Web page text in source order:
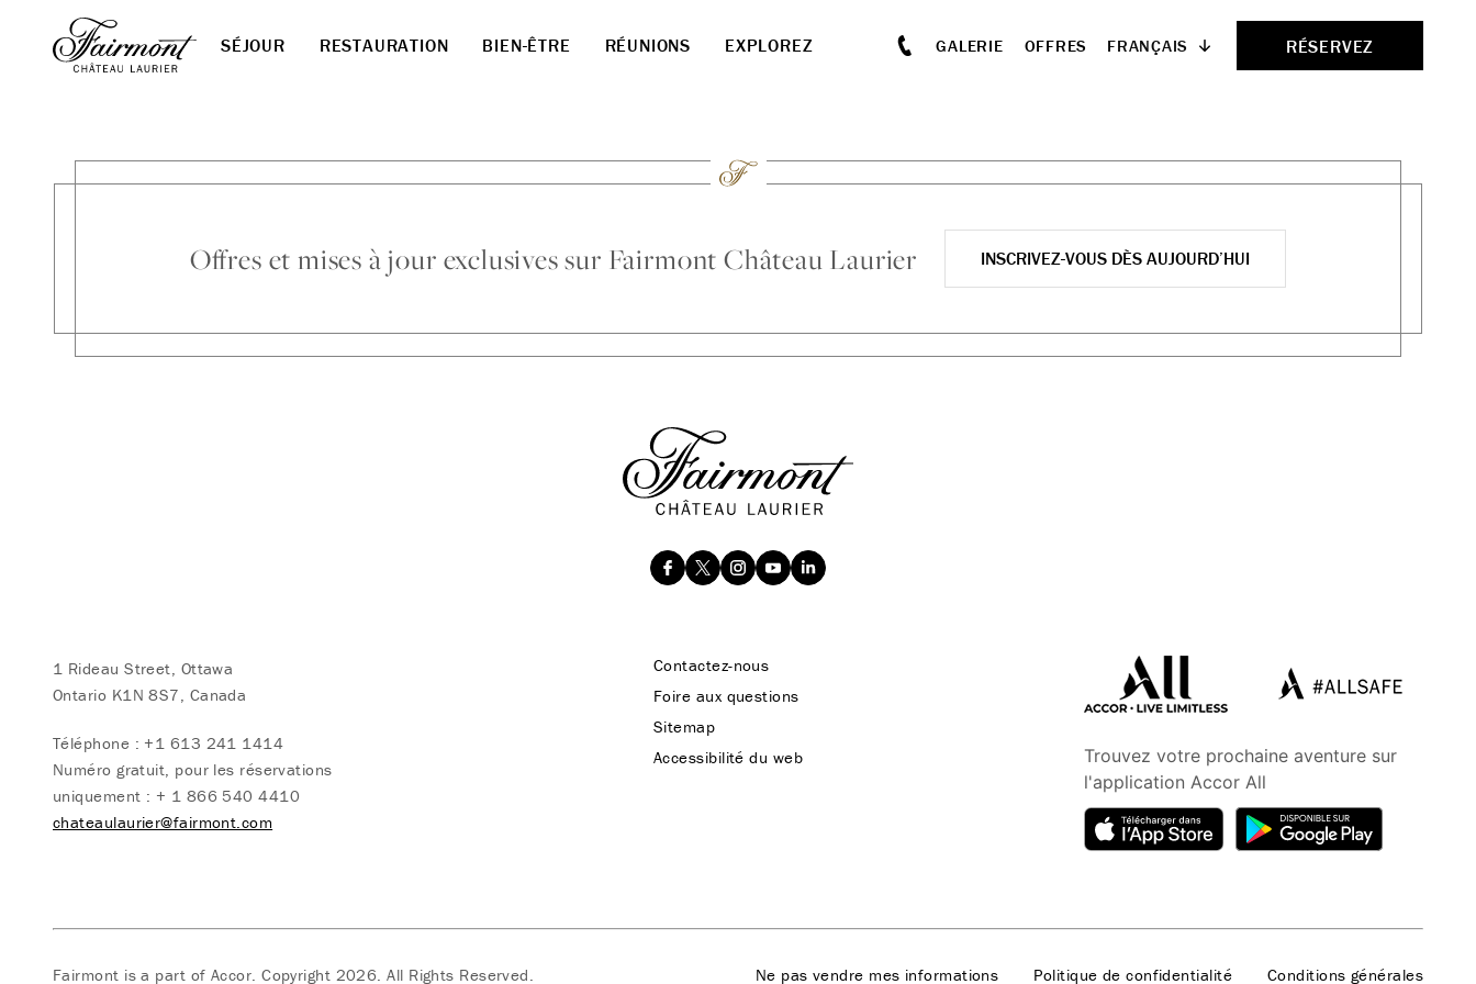
Skip to main content
SÉJOUR RESTAURATION BIEN-ÊTRE RÉUNIONS EXPLOREZ GALERIE OFFRES FRANÇAIS RÉSERVEZ
Offres et mises à jour exclusives sur Fairmont Château Laurier INSCRIVEZ-VOUS DÈS AUJOURD’HUI
1 Rideau Street, Ottawa
Ontario K1N 8S7, Canada
Téléphone : +1 613 241 1414
Numéro gratuit, pour les réservations
uniquement : + 1 866 540 4410
chateaulaurier@fairmont.com
Contactez-nous
Foire aux questions
Sitemap
Accessibilité du web
Trouvez votre prochaine aventure sur
l'application Accor All
Fairmont is a part of Accor. Copyright 2026. All Rights Reserved. Ne pas vendre mes informations Politique de confidentialité Conditions générales